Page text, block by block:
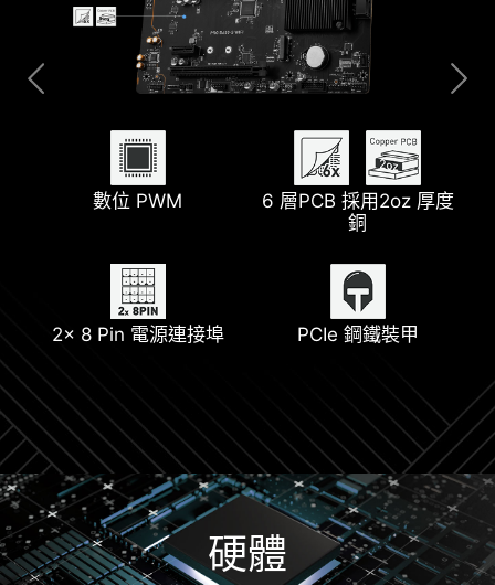
數位 PWM
6 層PCB 採用2oz 厚度
銅
2x 8 Pin 電源連接埠 PCIe 鋼鐵裝甲
2.5G 網路解決方案 Lightning USB 20G
全新一代 Wi-Fi 6E 支援 DDR5
M.2 Shield Frozr 幫浦風扇支援
硬體